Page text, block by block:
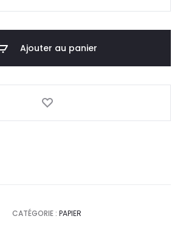
Ajouter au panier
CATÉGORIE : PAPIER